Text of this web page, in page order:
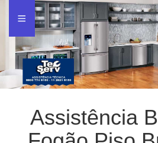
Assistência